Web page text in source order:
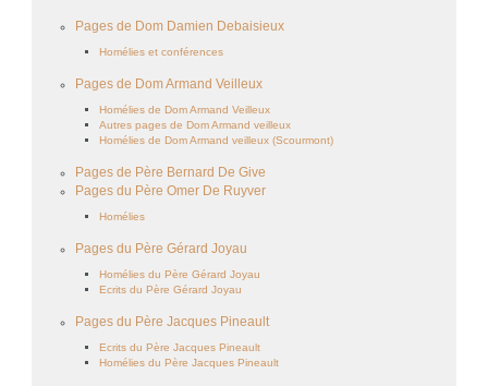
Pages de Dom Damien Debaisieux
Homélies et conférences
Pages de Dom Armand Veilleux
Homélies de Dom Armand Veilleux
Autres pages de Dom Armand veilleux
Homélies de Dom Armand veilleux (Scourmont)
Pages de Père Bernard De Give
Pages du Père Omer De Ruyver
Homélies
Pages du Père Gérard Joyau
Homélies du Père Gérard Joyau
Ecrits du Père Gérard Joyau
Pages du Père Jacques Pineault
Ecrits du Père Jacques Pineault
Homélies du Père Jacques Pineault